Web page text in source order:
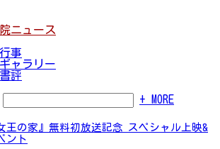
ニュース
事
ャラリー
評
+ MORE
王の家』無料初放送記念 スペシャル上映&
ント